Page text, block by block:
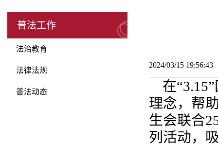
普法工作
法治教育
法律法规
普法动态
2024/03/15
在
理念，帮
生会联合
列活动，